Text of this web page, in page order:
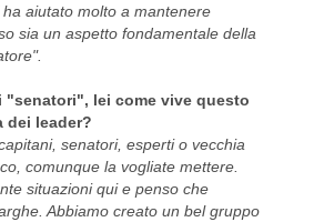
aiutato molto a mantenere
sia un aspetto fondamentale della
"senatori", lei come vive questo
dei leader?
senatori, esperti o vecchia
comunque la vogliate mettere.
situazioni qui e penso che
Abbiamo creato un bel gruppo